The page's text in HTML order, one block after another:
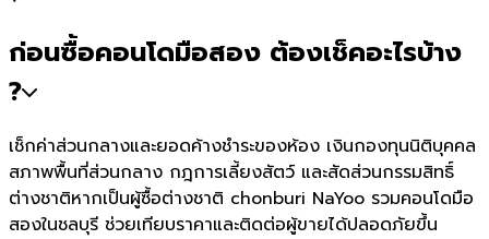
ก่อนซื้อคอนโดมือสอง ต้องเช็คอะไรบ้าง
?
เช็กค่าส่วนกลางและยอดค้างชำระของห้อง เงินกองทุนนิติบุคคล
สภาพพื้นที่ส่วนกลาง กฎการเลี้ยงสัตว์ และสัดส่วนกรรมสิทธิ์
ต่างชาติหากเป็นผู้ซื้อต่างชาติ chonburi NaYoo รวมคอนโดมือ
สองในชลบุรี ช่วยเทียบราคาและติดต่อผู้ขายได้ปลอดภัยขึ้น